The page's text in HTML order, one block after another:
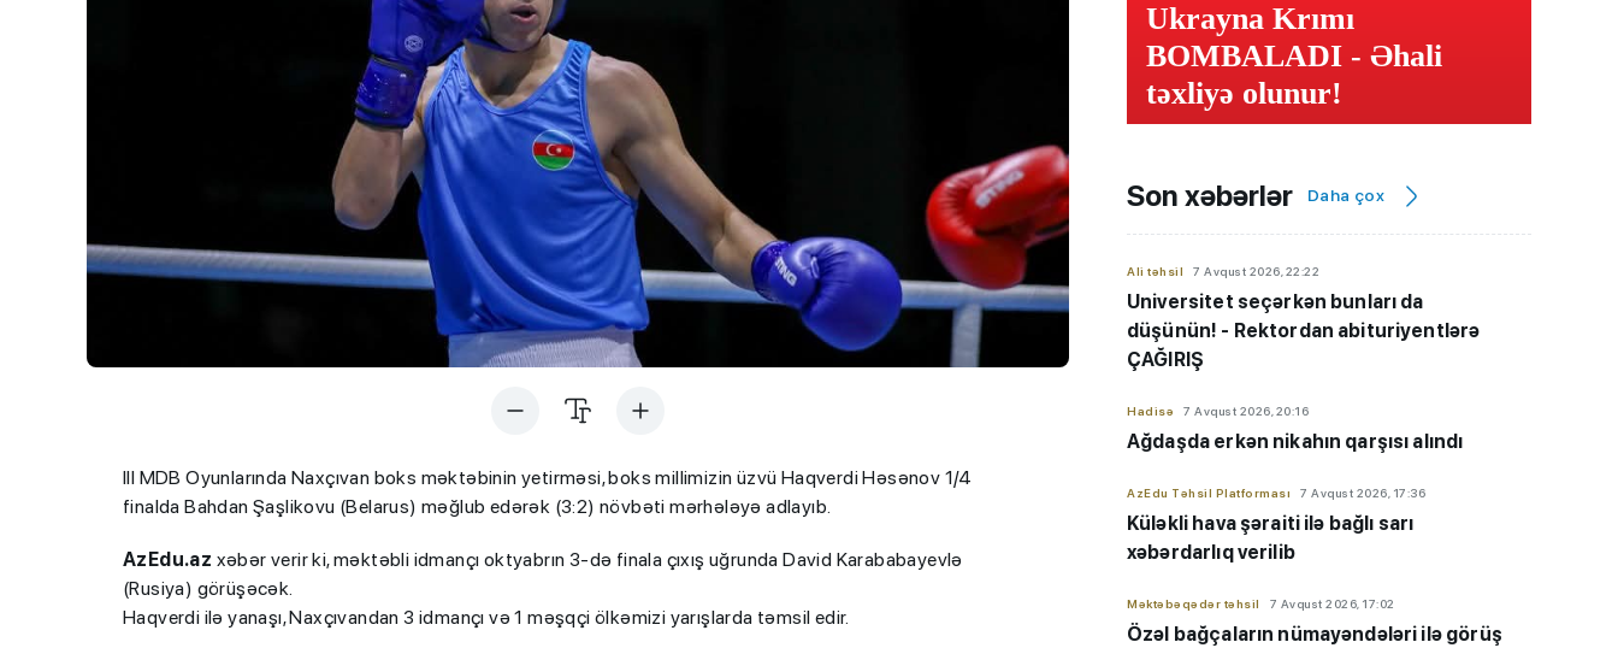
III MDB Oyunlarında Naxçıvan boks məktəbinin yetirməsi, boks millimizin üzvü Haqverdi Həsənov 1/4
finalda Bahdan Şaşlikovu (Belarus) məğlub edərək (3:2) növbəti mərhələyə adlayıb.
AzEdu.az xəbər verir ki, məktəbli idmançı oktyabrın 3-də finala çıxış uğrunda David Karababayevlə
(Rusiya) görüşəcək.
Haqverdi ilə yanaşı, Naxçıvandan 3 idmançı və 1 məşqçi ölkəmizi yarışlarda təmsil edir.
Ukrayna Krımı
BOMBALADI - Əhali
təxliyə olunur!
Son xəbərlər Daha çox
Ali təhsil 7 Avqust 2026, 22:22
Universitet seçərkən bunları da
düşünün! - Rektordan abituriyentlərə
ÇAĞIRIŞ
Hadisə 7 Avqust 2026, 20:16
Ağdaşda erkən nikahın qarşısı alındı
AzEdu Təhsil Platforması 7 Avqust 2026, 17:36
Küləkli hava şəraiti ilə bağlı sarı
xəbərdarlıq verilib
Məktəbəqədər təhsil 7 Avqust 2026, 17:02
Özəl bağçaların nümayəndələri ilə görüş